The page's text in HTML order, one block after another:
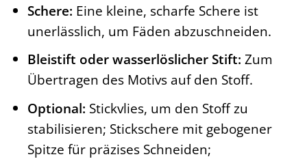
Schere: Eine kleine, scharfe Schere ist
unerlässlich, um Fäden abzuschneiden.
Bleistift oder wasserlöslicher Stift: Zum
Übertragen des Motivs auf den Stoff.
Optional: Stickvlies, um den Stoff zu
stabilisieren; Stickschere mit gebogener
Spitze für präzises Schneiden;